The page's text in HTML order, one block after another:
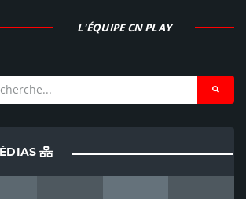
L'ÉQUIPE CN PLAY